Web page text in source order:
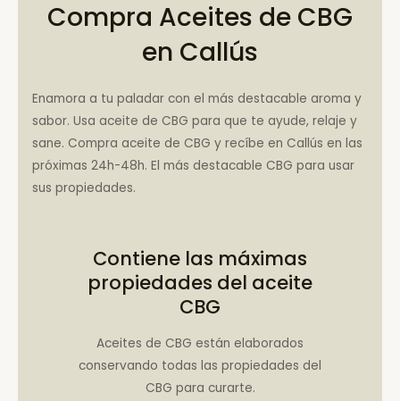
Compra Aceites de CBG
en Callús
Enamora a tu paladar con el más destacable aroma y
sabor. Usa aceite de CBG para que te ayude, relaje y
sane. Compra aceite de CBG y recíbe en Callús en las
próximas 24h-48h. El más destacable CBG para usar
sus propiedades.
Contiene las máximas
propiedades del aceite
CBG
Aceites de CBG están elaborados
conservando todas las propiedades del
CBG para curarte.